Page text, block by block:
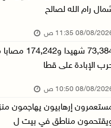
تقرير: خطاب الكراهية
الاحتلال ينصب حاجزا
08/آب/2026 09:09 ص
رام الله لصالح
08/2026 11:35 ص
73,384 شهيدا
الإبادة على قطا
08/2026 10:50 ص
إرهابيون يهاجمون
مناطق في بيت ل